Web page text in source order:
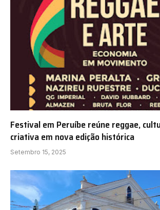
Festival em Peruíbe reúne reggae,
criativa em nova edição histórica
Setembro 15, 2025